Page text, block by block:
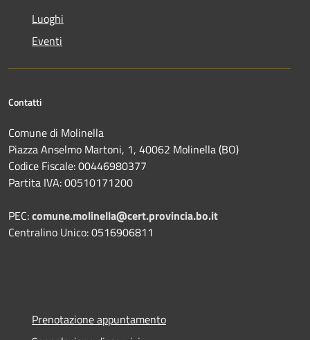
Luoghi
Eventi
Contatti
Comune di Molinella
Piazza Anselmo Martoni, 1, 40062 Molinella (BO)
Codice Fiscale: 00446980377
Partita IVA: 00510171200
PEC:comune.molinella@cert.provincia.bo.it
Centralino Unico: 0516906811
Prenotazione appuntamento